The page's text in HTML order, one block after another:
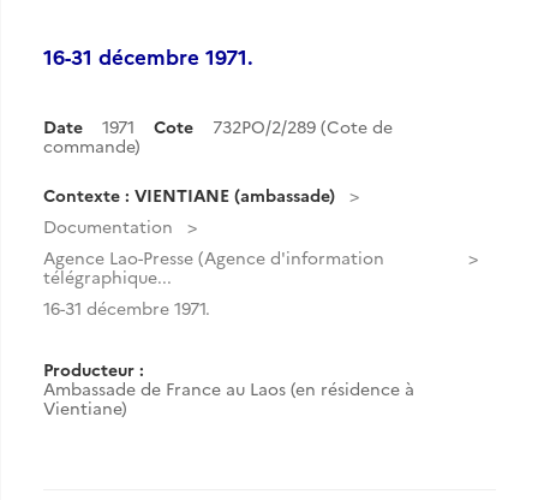
16-31 décembre 1971.
Date 1971 Cote
732PO/2/289 (Cote de
commande)
Contexte : VIENTIANE (ambassade)
Documentation
Agence Lao-Presse (Agence d'information
télégraphique...
16-31 décembre 1971.
Producteur :
Ambassade de France au Laos (en résidence à
Vientiane)